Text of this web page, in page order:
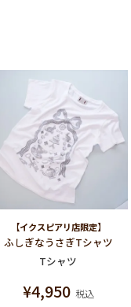
【イクスピアリ店限定】
ふしぎなうさぎTシャツ
Tシャツ
¥4,950 税込